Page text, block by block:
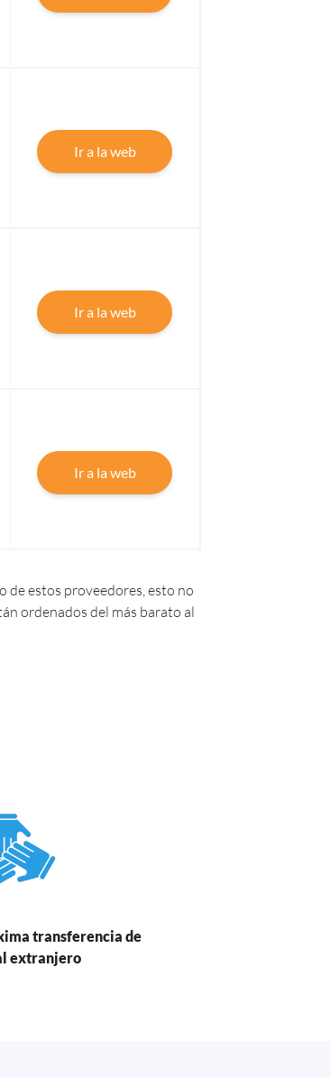
Ir a la web
Ir a la web
Ir a la web
estos proveedores, esto no
ordenados del más barato al
transferencia de
extranjero